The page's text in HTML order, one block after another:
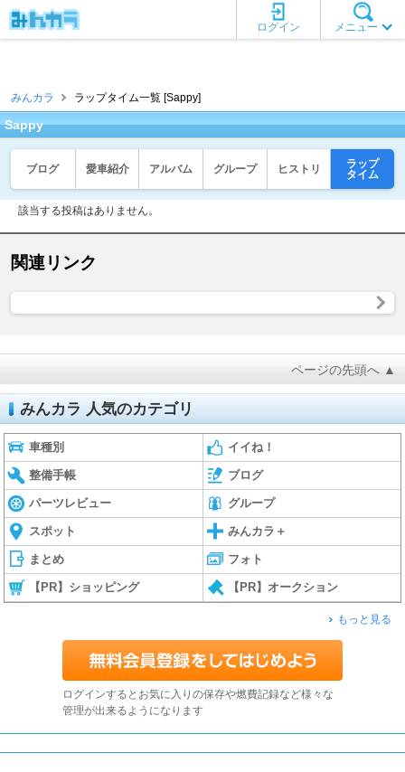
メニュー
ログイン
みんカラ ラップタイム一覧 [Sappy]
Sappy
ブログ 愛車紹介 アルバム グループ ヒストリ
ラップ
タイム
該当する投稿はありません。
関連リンク
ページの先頭へ ▲
みんカラ 人気のカテゴリ
車種別 イイね！
整備手帳 ブログ
パーツレビュー グループ
スポット みんカラ＋
まとめ フォト
【PR】ショッピング 【PR】オークション
もっと見る
ログインするとお気に入りの保存や燃費記録など様々な
管理が出来るようになります